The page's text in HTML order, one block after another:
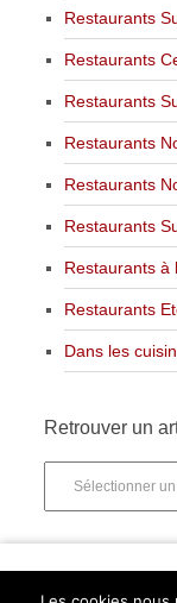
Restaurants
Restaurants
Restaurants
Restaurants
Restaurants
Restaurants
Restaurants à
Restaurants
Dans les
Retrouver un